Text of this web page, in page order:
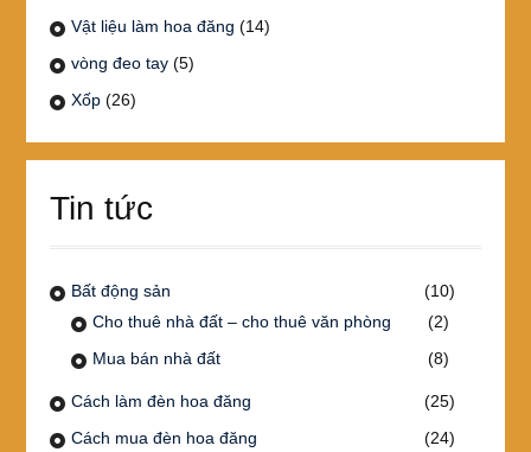
Vật liệu làm hoa đăng (14)
vòng đeo tay (5)
Xốp (26)
Tin tức
Bất động sản
(10)
Cho thuê nhà đất – cho thuê văn phòng
(2)
Mua bán nhà đất
(8)
Cách làm đèn hoa đăng
(25)
Cách mua đèn hoa đăng
(24)